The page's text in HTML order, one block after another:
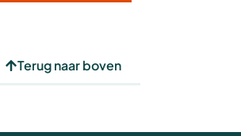
Terug naar boven